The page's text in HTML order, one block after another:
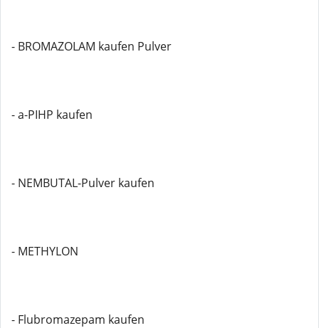
- BROMAZOLAM kaufen Pulver
- a-PIHP kaufen
- NEMBUTAL-Pulver kaufen
- METHYLON
- Flubromazepam kaufen